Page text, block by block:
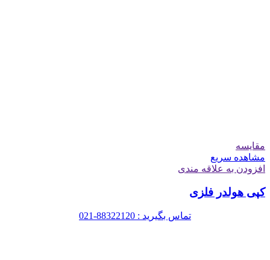
مقایسه
مشاهده سریع
افزودن به علاقه مندی
کپی هولدر فلزی
تماس بگیرید : 88322120-021